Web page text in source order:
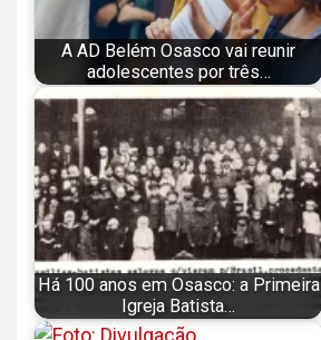
A AD Belém Osasco vai reunir
adolescentes por três…
Há 100 anos em Osasco: a Primeira
Igreja Batista…